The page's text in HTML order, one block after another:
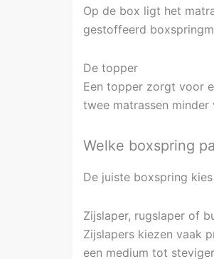
Op de box ligt het
gestoffeerd
De topper
Een topper zorgt voor
twee matrassen
Welke boxspring
De juiste boxspring
Zijslaper, rugslaper of
Zijslapers kiezen vaak
een medium tot